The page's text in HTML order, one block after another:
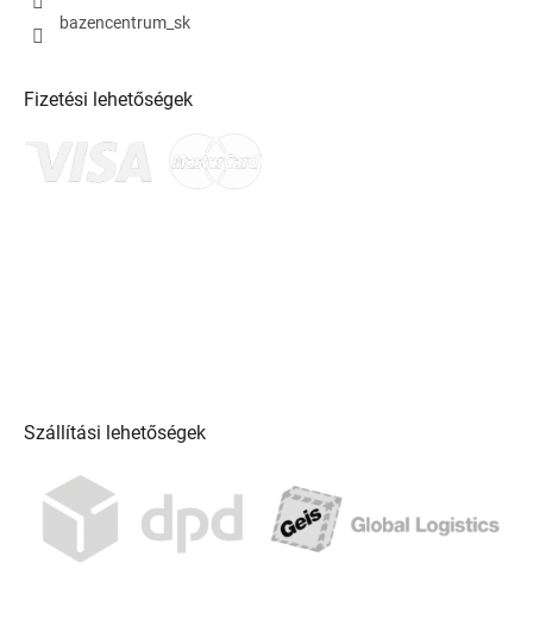
bazencentrum_sk
Fizetési lehetőségek
Szállítási lehetőségek